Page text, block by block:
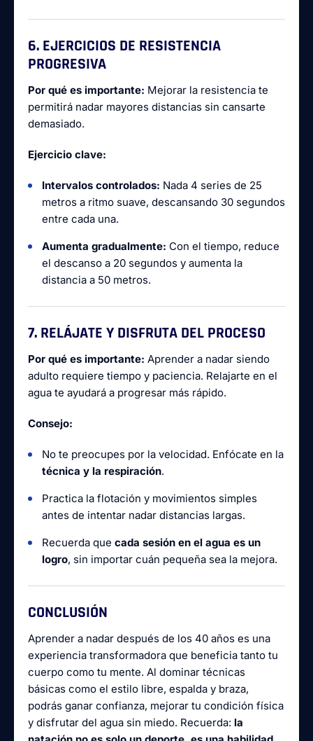
6. EJERCICIOS DE RESISTENCIA
PROGRESIVA
Por qué es importante: Mejorar la resistencia te
permitirá nadar mayores distancias sin cansarte
demasiado.
Ejercicio clave:
Intervalos controlados: Nada 4 series de 25
metros a ritmo suave, descansando 30 segundos
entre cada una.
Aumenta gradualmente: Con el tiempo, reduce
el descanso a 20 segundos y aumenta la
distancia a 50 metros.
7. RELÁJATE Y DISFRUTA DEL PROCESO
Por qué es importante: Aprender a nadar siendo
adulto requiere tiempo y paciencia. Relajarte en el
agua te ayudará a progresar más rápido.
Consejo:
No te preocupes por la velocidad. Enfócate en la
técnica y la respiración.
Practica la flotación y movimientos simples
antes de intentar nadar distancias largas.
Recuerda que cada sesión en el agua es un
logro, sin importar cuán pequeña sea la mejora.
CONCLUSIÓN
Aprender a nadar después de los 40 años es una
experiencia transformadora que beneficia tanto tu
cuerpo como tu mente. Al dominar técnicas
básicas como el estilo libre, espalda y braza,
podrás ganar confianza, mejorar tu condición física
y disfrutar del agua sin miedo. Recuerda: la